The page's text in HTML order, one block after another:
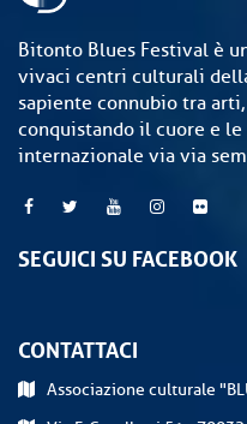
Bitonto Blues Festival è
vivaci centri culturali
sapiente connubio tra
conquistando il cuore e
internazionale via via
SEGUICI SU FACEBOOK
CONTATTACI
Associazione culturale